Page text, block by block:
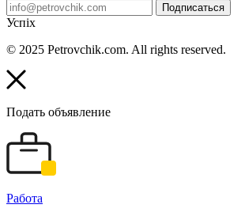
Подписаться
Успіх
© 2025 Petrovchik.com. All rights reserved.
Подать объявление
Работа